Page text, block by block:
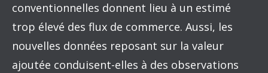
conventionnelles donnent lieu à un estimé
trop élevé des flux de commerce. Aussi, les
nouvelles données reposant sur la valeur
ajoutée conduisent-elles à des observations